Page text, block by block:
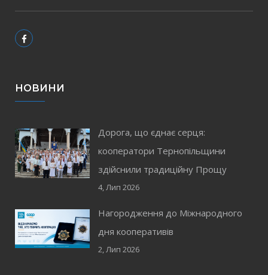
НОВИНИ
Дорога, що єднає серця:
кооператори Тернопільщини
здійснили традиційну Прощу
4, Лип 2026
Нагородження до Міжнародного
дня кооперативів
2, Лип 2026